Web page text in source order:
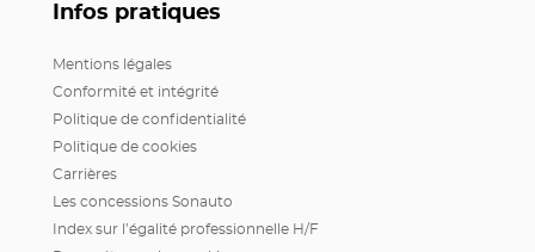
Infos pratiques
Mentions légales
Conformité et intégrité
Politique de confidentialité
Politique de cookies
Carrières
Les concessions Sonauto
Index sur l’égalité professionnelle H/F